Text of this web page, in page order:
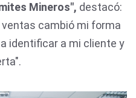
Mineros", destacó:
cambió mi forma
identificar a mi cliente y